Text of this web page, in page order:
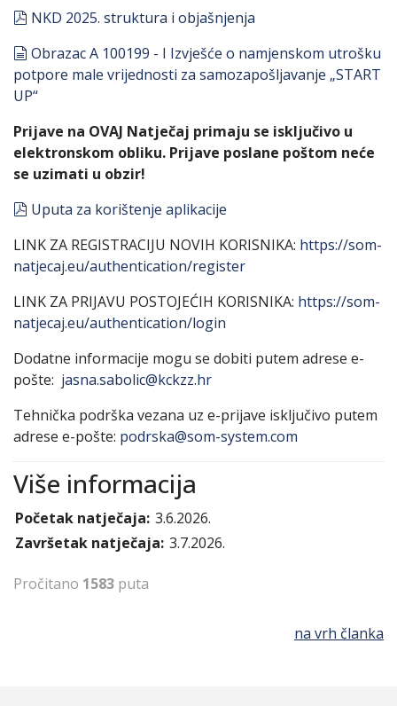
pdf
NKD 2025. struktura i objašnjenja
document
Obrazac A 100199 - I Izvješće o namjenskom utrošku
potpore male vrijednosti za samozapošljavanje „START
UP“
Prijave na OVAJ Natječaj primaju se isključivo u
elektronskom obliku. Prijave poslane poštom neće
se uzimati u obzir!
pdf
Uputa za korištenje aplikacije
LINK ZA REGISTRACIJU NOVIH KORISNIKA: https://som-
natjecaj.eu/authentication/register
LINK ZA PRIJAVU POSTOJEĆIH KORISNIKA: https://som-
natjecaj.eu/authentication/login
Dodatne informacije mogu se dobiti putem adrese e-
pošte: jasna.sabolic@kckzz.hr
Tehnička podrška vezana uz e-prijave isključivo putem
adrese e-pošte: podrska@som-system.com
Više informacija
Početak natječaja: 3.6.2026.
Završetak natječaja: 3.7.2026.
Pročitano 1583 puta
na vrh članka